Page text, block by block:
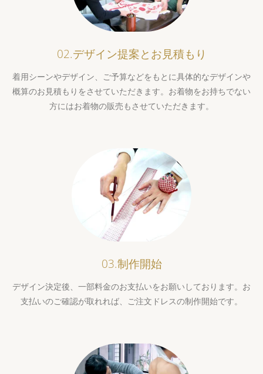
02.デザイン提案とお見積もり
着用シーンやデザイン、ご予算などをもとに具体的なデザインや
概算のお見積もりをさせていただきます。お着物をお持ちでない
方にはお着物の販売もさせていただきます。
03.制作開始
デザイン決定後、一部料金のお支払いをお願いしております。お
支払いのご確認が取れれば、ご注文ドレスの制作開始です。